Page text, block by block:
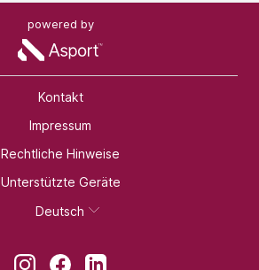
powered by
Kontakt
Impressum
Rechtliche Hinweise
Unterstützte Geräte
Deutsch